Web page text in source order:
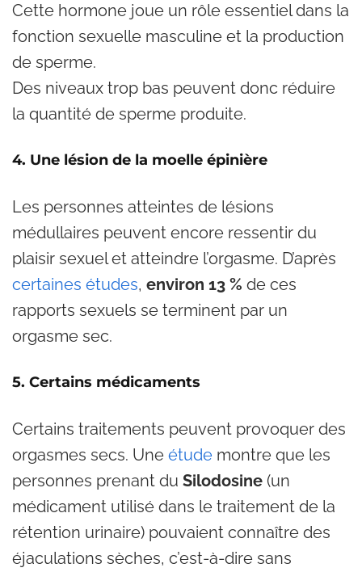
Cette hormone joue un rôle essentiel dans la
fonction sexuelle masculine et la production
de sperme.
Des niveaux trop bas peuvent donc réduire
la quantité de sperme produite.
4. Une lésion de la moelle épinière
Les personnes atteintes de lésions
médullaires peuvent encore ressentir du
plaisir sexuel et atteindre l’orgasme. D’après
certaines études, environ 13 % de ces
rapports sexuels se terminent par un
orgasme sec.
5. Certains médicaments
Certains traitements peuvent provoquer des
orgasmes secs. Une étude montre que les
personnes prenant du Silodosine (un
médicament utilisé dans le traitement de la
rétention urinaire) pouvaient connaître des
éjaculations sèches, c’est-à-dire sans